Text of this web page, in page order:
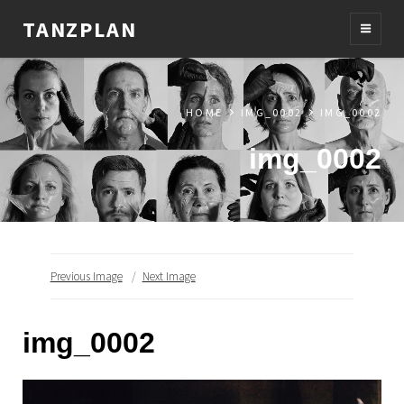
TANZPLAN
HOME IMG_0002 IMG_0002
img_0002
Previous Image Next Image
img_0002